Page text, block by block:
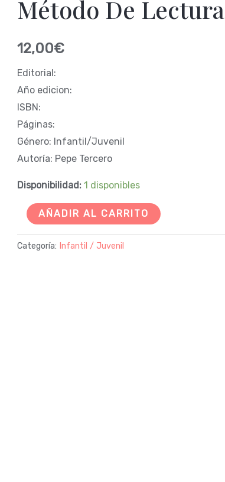
Método De Lectura
12,00€
Editorial:
Año edicion:
ISBN:
Páginas:
Género: Infantil/Juvenil
Autoría: Pepe Tercero
Disponibilidad: 1 disponibles
Método
Lectura
cantidad
AÑADIR AL CARRITO
Categoría: Infantil / Juvenil